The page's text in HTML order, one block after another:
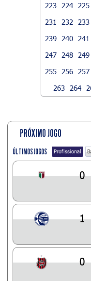
223
224 225
231
232 233
239
240 241
247
248 249
255
256 257
263
264
PRÓXIMO JOGO
ÚLTIMOS JOGOS Profissional
0
1
0